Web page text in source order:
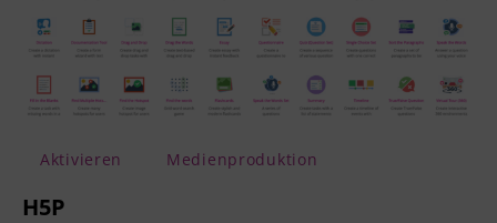
Aktivieren Medienproduktion
H5P